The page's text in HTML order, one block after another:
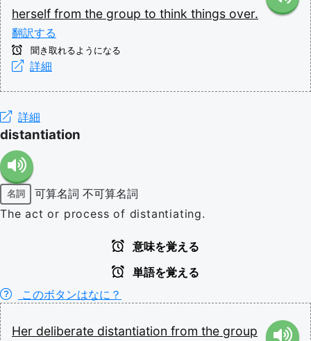
herself from the group to think things over.
翻訳する
聞き取れるようになる
詳細
詳細
distantiation
名詞 可算名詞 不可算名詞
The act or process of distantiating.
意味を覚える
単語を覚える
このボタンはなに？
Her deliberate distantiation from the group